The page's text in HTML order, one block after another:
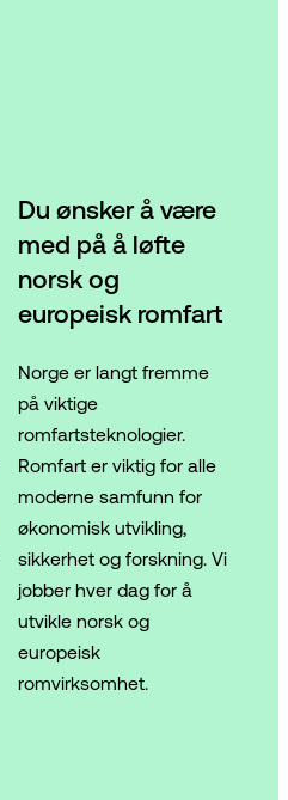
Du ønsker å være
med på å løfte
norsk og
europeisk romfart
Norge er langt fremme
på viktige
romfartsteknologier.
Romfart er viktig for alle
moderne samfunn for
økonomisk utvikling,
sikkerhet og forskning. Vi
jobber hver dag for å
utvikle norsk og
europeisk
romvirksomhet.